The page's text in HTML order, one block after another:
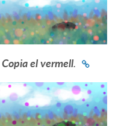
Copia el vermell.